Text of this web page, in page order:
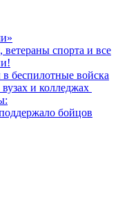
спорта и все
беспилотные войска
и колледжах
бойцов